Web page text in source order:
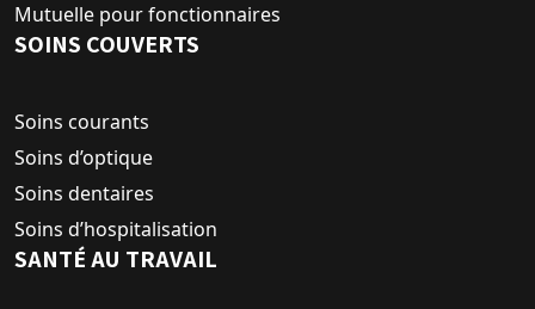
Mutuelle pour fonctionnaires
SOINS COUVERTS
Soins courants
Soins d’optique
Soins dentaires
Soins d’hospitalisation
SANTÉ AU TRAVAIL